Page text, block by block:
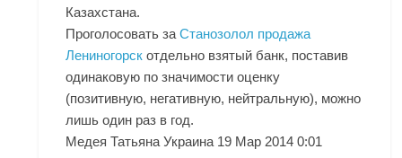
Казахстана.
Проголосовать заСтанозолол продажа
Лениногорск отдельно взятый банк, поставив
одинаковую по значимости оценку
(позитивную, негативную, нейтральную), можно
лишь один раз в год.
Медея Татьяна Украина 19 Мар 2014 0:01